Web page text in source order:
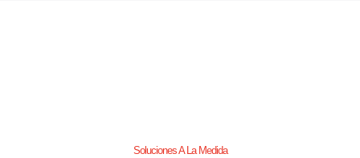
Soluciones A La Medida